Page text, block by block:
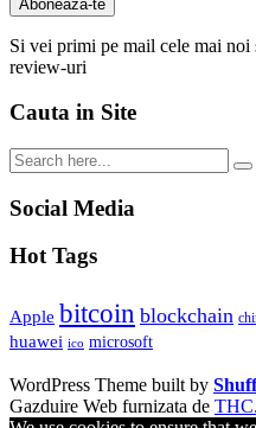
Si vei primi pe mail cele mai
review-uri
Cauta in Site
Social Media
Hot Tags
Apple bitcoin blockchain
huawei ico microsoft
WordPress Theme built by
Gazduire Web furnizata de